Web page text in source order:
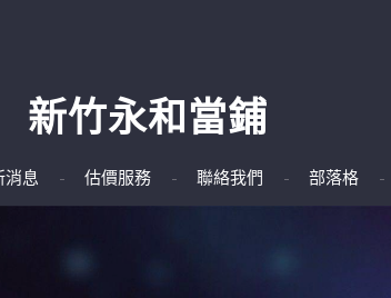
新竹永和當鋪
消息 估價服務 聯絡我們 部落格